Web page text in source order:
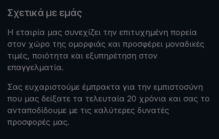
Σχετικά με εμάς
Η εταιρία μας συνεχίζει την επιτυχημένη πορεία
στον χώρο της ομορφιάς και προσφέρει μοναδικές
τιμές, ποιότητα και εξυπηρέτηση στον
επαγγελματία.
Σας ευχαριστούμε έμπρακτα για την εμπιστοσύνη
που μας δείξατε τα τελευταία 20 χρόνια και σας το
ανταποδίδουμε με τις καλύτερες δυνατές
προσφορές μας.